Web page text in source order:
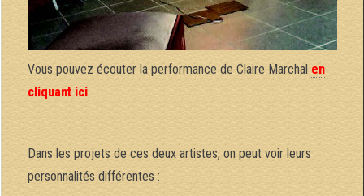
Vous pouvez écouter la performance de Claire Marchal en
cliquant ici
Dans les projets de ces deux artistes, on peut voir leurs
personnalités différentes :